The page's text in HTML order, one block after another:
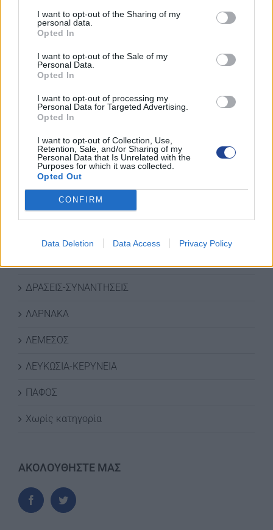
I want to opt-out of the Sharing of my
personal data.
Opted In
I want to opt-out of the Sale of my
Personal Data.
Opted In
I want to opt-out of processing my
Personal Data for Targeted Advertising.
Opted In
I want to opt-out of Collection, Use,
Retention, Sale, and/or Sharing of my
Personal Data that Is Unrelated with the
Purposes for which it was collected.
Opted Out
CONFIRM
Data Deletion Data Access Privacy Policy
ΚΑΤΗΓΟΡΙΕΣ ΝΕΩΝ
ΔΡΑΣΕΙΣ-ΣΥΝΑΝΤΗΣΕΙΣ
ΛΑΡΝΑΚΑ
ΛΕΜΕΣΟΣ
ΛΕΥΚΩΣΙΑ-ΚΕΡΥΝΕΙΑ
ΠΑΦΟΣ
Χωρίς κατηγορία
ΑΚΟΛΟΥΘΗΣΤΕ ΜΑΣ